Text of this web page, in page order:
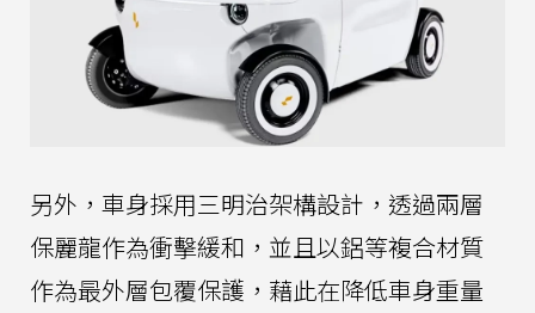
另外，車身採用三明治架構設計，透過兩層
保麗龍作為衝擊緩和，並且以鋁等複合材質
作為最外層包覆保護，藉此在降低車身重量